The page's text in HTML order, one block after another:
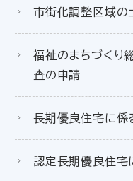
市街化調整区域の
福祉のまちづくり
査の申請
長期優良住宅に係
認定長期優良住宅